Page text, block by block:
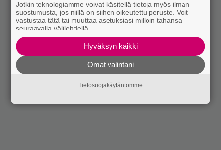
Jotkin teknologiamme voivat käsitellä tietoja myös ilman
suostumusta, jos niillä on siihen oikeutettu peruste. Voit
vastustaa tätä tai muuttaa asetuksiasi milloin tahansa
seuraavalla välilehdellä.
Hyväksyn kaikki
Omat valintani
Tietosuojakäytäntömme